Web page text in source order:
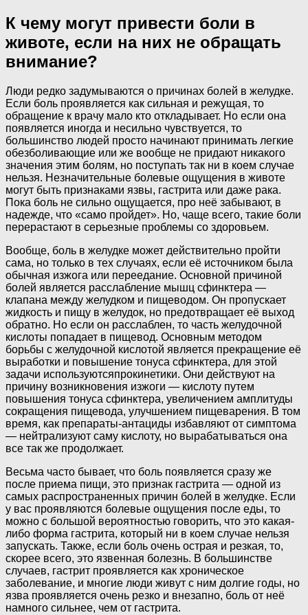
К чему могут привести боли в
животе, если на них не обращать
внимание?
Люди редко задумываются о причинах болей в желудке.
Если боль проявляется как сильная и режущая, то
обращение к врачу мало кто откладывает. Но если она
появляется иногда и несильно чувствуется, то
большинство людей просто начинают принимать легкие
обезболивающие или же вообще не придают никакого
значения этим болям, но поступать так ни в коем случае
нельзя. Незначительные болевые ощущения в животе
могут быть признаками язвы, гастрита или даже рака.
Пока боль не сильно ощущается, про неё забывают, в
надежде, что «само пройдет». Но, чаще всего, такие боли
перерастают в серьезные проблемы со здоровьем.
Вообще, боль в желудке может действительно пройти
сама, но только в тех случаях, если её источником была
обычная изжога или переедание. Основной причиной
болей является расслабление мышц сфинктера —
клапана между желудком и пищеводом. Он пропускает
жидкость и пищу в желудок, но предотвращает её выход
обратно. Но если он расслаблен, то часть желудочной
кислоты попадает в пищевод. Основным методом
борьбы с желудочной кислотой является прекращение её
выработки и повышение тонуса сфинктера, для этой
задачи используютсяпрокинетики. Они действуют на
причину возникновения изжоги — кислоту путем
повышения тонуса сфинктера, увеличением амплитуды
сокращения пищевода, улучшением пищеварения. В том
время, как препараты-антациды избавляют от симптома
— нейтрализуют саму кислоту, но вырабатываться она
все так же продолжает.
Весьма часто бывает, что боль появляется сразу же
после приема пищи, это признак гастрита — одной из
самых распространенных причин болей в желудке. Если
у вас проявляются болевые ощущения после еды, то
можно с большой вероятностью говорить, что это какая-
либо форма гастрита, который ни в коем случае нельзя
запускать. Также, если боль очень острая и резкая, то,
скорее всего, это язвенная болезнь. В большинстве
случаев, гастрит проявляется как хроническое
заболевание, и многие люди живут с ним долгие годы, но
язва проявляется очень резко и внезапно, боль от неё
намного сильнее, чем от гастрита.